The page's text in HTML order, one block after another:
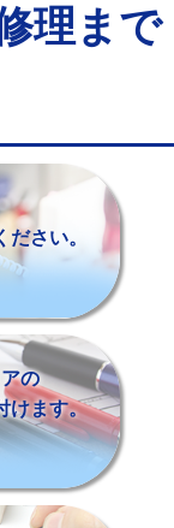
理まで
さい。
の
けます。